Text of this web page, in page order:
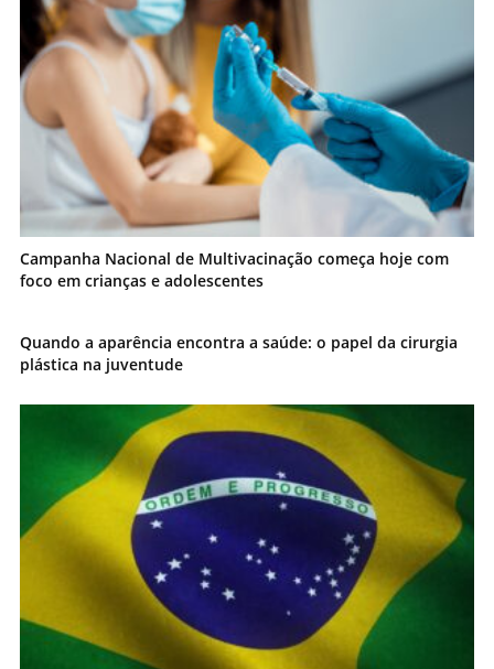
Campanha Nacional de Multivacinação começa hoje com
foco em crianças e adolescentes
Quando a aparência encontra a saúde: o papel da cirurgia
plástica na juventude